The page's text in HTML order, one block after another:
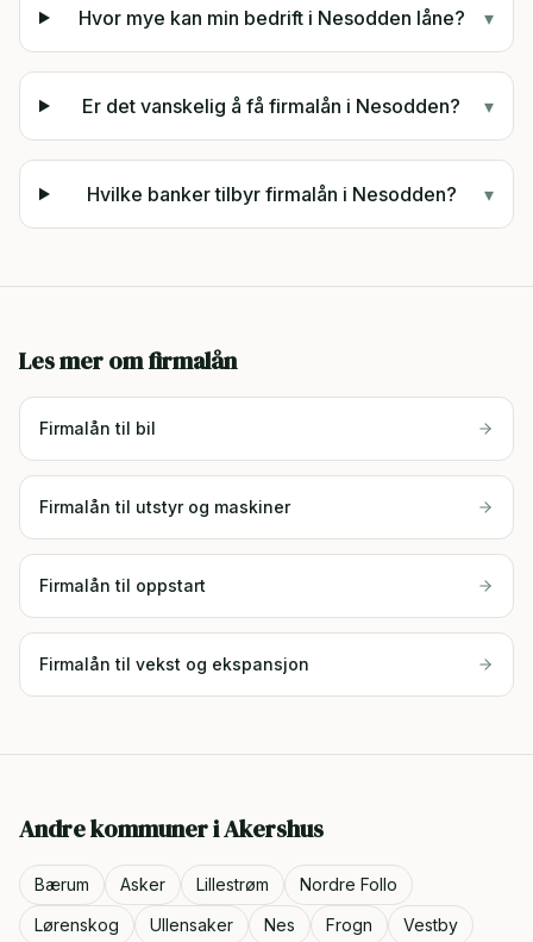
Hvor mye kan min bedrift i Nesodden låne? ▾
Er det vanskelig å få firmalån i Nesodden? ▾
Hvilke banker tilbyr firmalån i Nesodden? ▾
Les mer om firmalån
Firmalån til bil
Firmalån til utstyr og maskiner
Firmalån til oppstart
Firmalån til vekst og ekspansjon
Andre kommuner iAkershus
Bærum Asker Lillestrøm
Nordre Follo
Lørenskog
Ullensaker Nes Frogn
Vestby